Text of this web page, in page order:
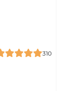
310